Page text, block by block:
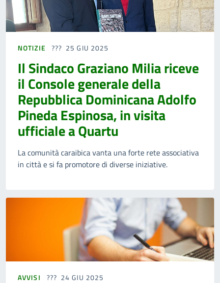
NOTIZIE 25 GIU 2025
Il Sindaco Graziano Milia riceve
il Console generale della
Repubblica Dominicana Adolfo
Pineda Espinosa, in visita
ufficiale a Quartu
La comunità caraibica vanta una forte rete associativa
in città e si fa promotore di diverse iniziative.
AVVISI 24 GIU 2025